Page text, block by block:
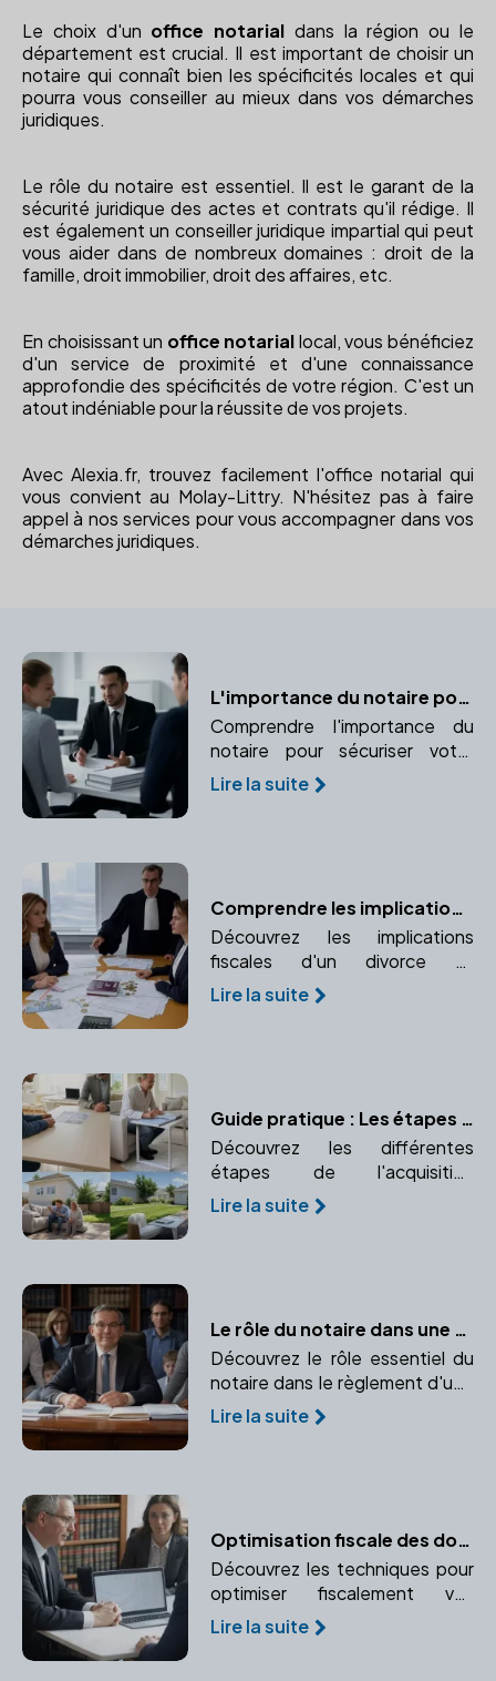
Le choix d'un office notarial dans la région ou le
département est crucial. Il est important de choisir un
notaire qui connaît bien les spécificités locales et qui
pourra vous conseiller au mieux dans vos démarches
juridiques.
Le rôle du notaire est essentiel. Il est le garant de la
sécurité juridique des actes et contrats qu'il rédige. Il
est également un conseiller juridique impartial qui peut
vous aider dans de nombreux domaines : droit de la
famille, droit immobilier, droit des affaires, etc.
En choisissant un office notariallocal, vous bénéficiez
d'un service de proximité et d'une connaissance
approfondie des spécificités de votre région. C'est un
atout indéniable pour la réussite de vos projets.
Avec Alexia.fr, trouvez facilement l'office notarial qui
vous convient au Molay-Littry. N'hésitez pas à faire
appel à nos services pour vous accompagner dans vos
démarches juridiques.
L'importance du notaire pour sécuriser votre mariage
Comprendre l'importance du
notaire pour sécuriser votre
mariage et protéger vos
intérêts juridiques et financiers.
Lire la suite
Comprendre les implications fiscales d'un divorce avec l'aide d'un notaire
Découvrez les implications
fiscales d'un divorce et
comment un notaire peut vous
aider à naviguer dans ce
Lire la suite
Guide pratique : Les étapes de l'acquisition immobilière avec un notaire
Découvrez les différentes
étapes de l'acquisition
immobilière avec un notaire. Un
guide pratique pour vous
Lire la suite
Le rôle du notaire dans une succession
Découvrez le rôle essentiel du
notaire dans le règlement d'une
succession et pourquoi son
intervention est indispensable
Lire la suite
Optimisation fiscale des donations : Réduire les droits grâce à une planification anticipée
Découvrez les techniques pour
optimiser fiscalement vos
donations. Apprenez à planifier
en avance pour réduire les droits
Lire la suite